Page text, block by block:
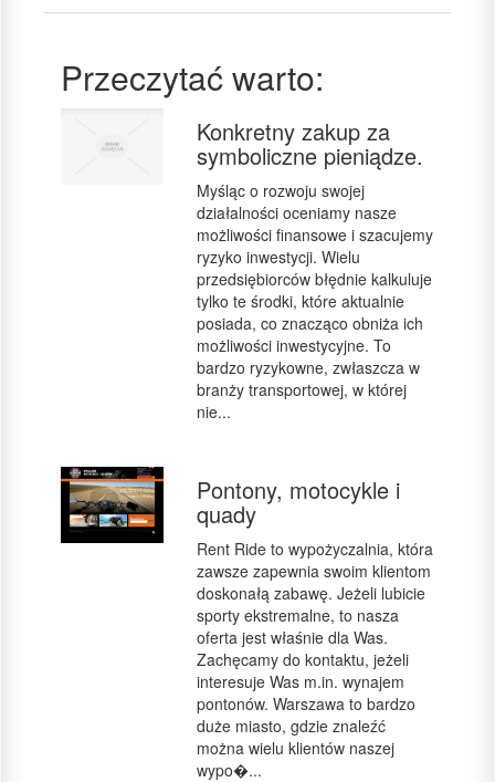
Przeczytać warto:
Konkretny zakup za
symboliczne pieniądze.
Myśląc o rozwoju swojej
działalności oceniamy nasze
możliwości finansowe i szacujemy
ryzyko inwestycji. Wielu
przedsiębiorców błędnie kalkuluje
tylko te środki, które aktualnie
posiada, co znacząco obniża ich
możliwości inwestycyjne. To
bardzo ryzykowne, zwłaszcza w
branży transportowej, w której
nie...
Pontony, motocykle i
quady
Rent Ride to wypożyczalnia, która
zawsze zapewnia swoim klientom
doskonałą zabawę. Jeżeli lubicie
sporty ekstremalne, to nasza
oferta jest właśnie dla Was.
Zachęcamy do kontaktu, jeżeli
interesuje Was m.in. wynajem
pontonów. Warszawa to bardzo
duże miasto, gdzie znaleźć
można wielu klientów naszej
wypo�...